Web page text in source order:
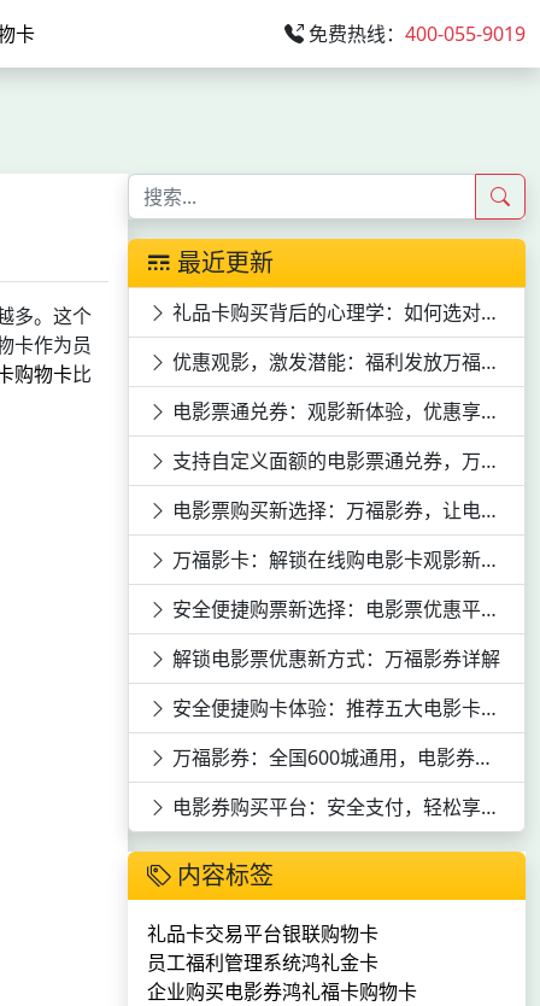
卡 免费热线： 400-055-9019
多。这个
卡作为员
购物卡比
最近更新
礼品卡购买背后的心理学：如何选对心意
优惠观影，激发潜能：福利发放万福影券电影次券的员工激励效应
电影票通兑券：观影新体验，优惠享不停
支持自定义面额的电影票通兑券，万福影券等你来领
电影票购买新选择：万福影券，让电影票购买更便捷
万福影卡：解锁在线购电影卡观影新体验
安全便捷购票新选择：电影票优惠平台深度剖析
解锁电影票优惠新方式：万福影券详解
安全便捷购卡体验：推荐五大电影卡平台
万福影券：全国600城通用，电影券购买平台推荐
电影券购买平台：安全支付，轻松享受全国10000+影院资源
内容标签
礼品卡交易平台银联购物卡
员工福利管理系统鸿礼金卡
企业购买电影券鸿礼福卡购物卡